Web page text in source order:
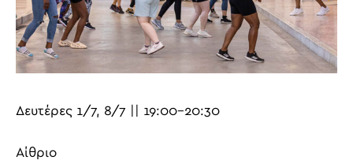
Δευτέρες 1/7, 8/7 || 19:00-20:30
Αίθριο